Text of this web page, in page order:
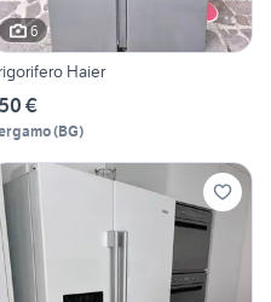
6
Haier
€
(BG)